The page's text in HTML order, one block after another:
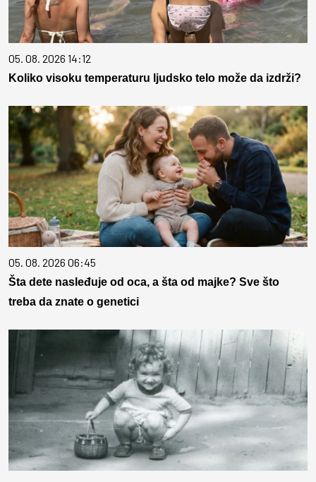
05. 08. 2026 14:12
Koliko visoku temperaturu ljudsko telo može da izdrži?
05. 08. 2026 06:45
Šta dete nasleđuje od oca, a šta od majke? Sve što
treba da znate o genetici